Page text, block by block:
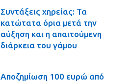
Συντάξεις χηρείας: Τα
κατώτατα όρια μετά την
αύξηση και η απαιτούμενη
διάρκεια του γάμου
Αποζημίωση 100 ευρώ από